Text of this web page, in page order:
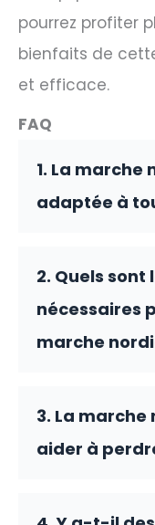
pourrez profiter
bienfaits de
et efficace.
FAQ
1. La
adaptée à
2. Quels
nécessaires
marche
3. La
aider à